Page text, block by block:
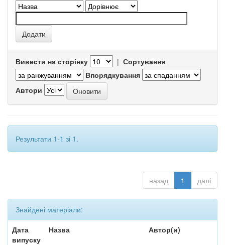
Вивести на сторінку | Сортування
Впорядкування
Автори
Результати 1-1 зі 1.
назад 1 далі
Знайдені матеріали:
Дата
випуску
Назва Автор(и)